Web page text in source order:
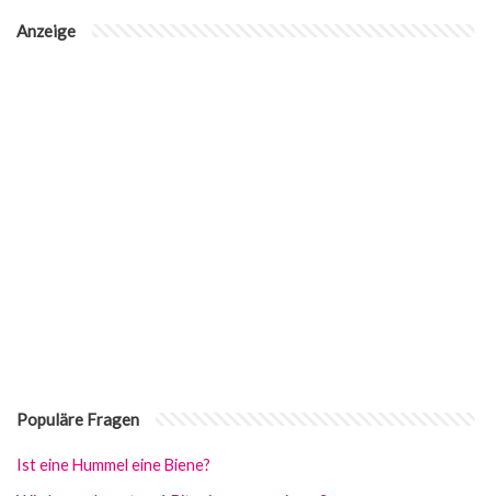
Anzeige
Populäre Fragen
Ist eine Hummel eine Biene?